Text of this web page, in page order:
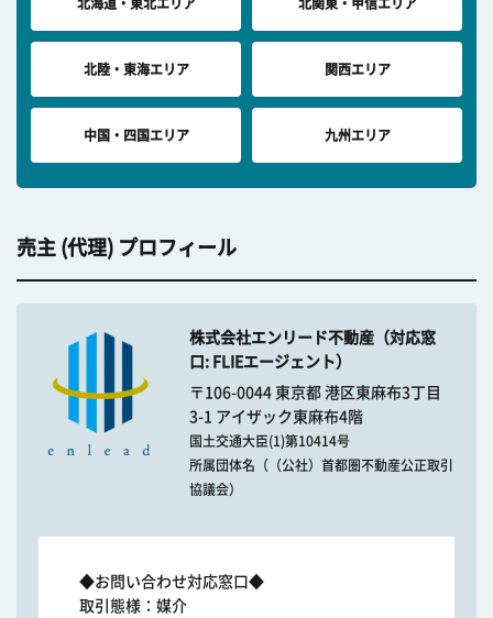
北海道・東北エリア 北関東・甲信エリア
北陸・東海エリア 関西エリア
中国・四国エリア 九州エリア
売主 (代理) プロフィール
株式会社エンリード不動産（対応窓
口: FLIEエージェント）
〒106-0044 東京都 港区東麻布3丁目
3-1 アイザック東麻布4階
国土交通大臣(1)第10414号
所属団体名（（公社）首都圏不動産公正取引
協議会）
◆お問い合わせ対応窓口◆
取引態様：媒介